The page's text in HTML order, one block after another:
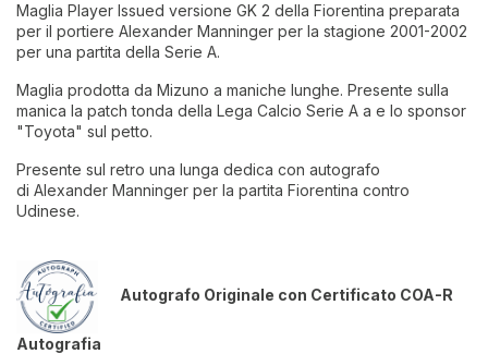
Maglia Player Issued versione GK 2 della Fiorentina preparata
per il portiere Alexander Manninger per la stagione 2001-2002
per una partita della Serie A.
Maglia prodotta da Mizuno a maniche lunghe. Presente sulla
manica la patch tonda della Lega Calcio Serie A a e lo sponsor
"Toyota" sul petto.
Presente sul retro una lunga dedica con autografo
di Alexander Manninger per la partita Fiorentina contro
Udinese.
Autografo Originale con Certificato COA-R
Autografia